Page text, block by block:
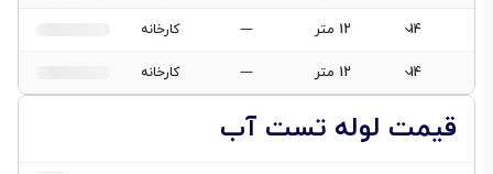
14 12 متر — کارخانه
14 12 متر — کارخانه
قیمت لوله تست آب